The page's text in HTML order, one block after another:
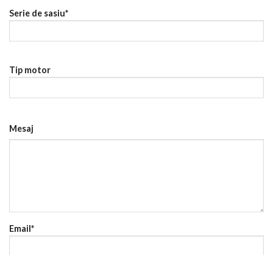
Serie de sasiu*
Tip motor
Mesaj
Email*